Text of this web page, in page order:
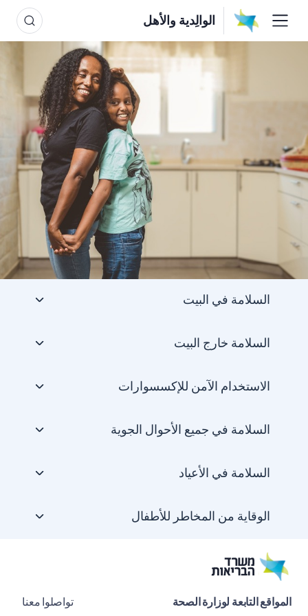
الوالِدية والأهل
السلامة في البيت
السلامة خارج البيت
الاستخدام الآمن للإكسسوارات
السلامة في جميع الأحوال الجوية
السلامة في الأعياد
الوقاية من المخاطر للأطفال
المواقع التابعة لوزارة الصحة تواصلوا معنا